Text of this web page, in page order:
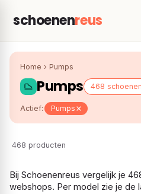
schoenenreus
Home › Pumps
Pumps 468 schoenen
Actief: Pumps
468 producten
Bij Schoenenreus vergelijk je
webshops. Per model zie je de